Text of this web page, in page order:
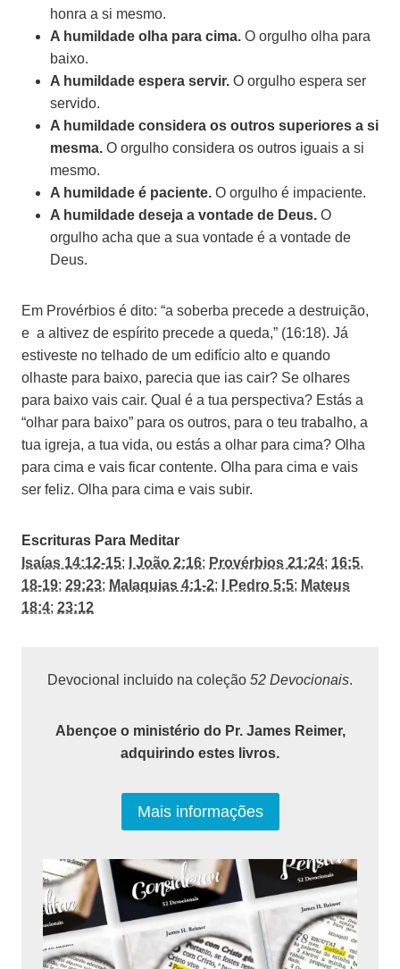
honra a si mesmo.
A humildade olha para cima. O orgulho olha para
baixo.
A humildade espera servir. O orgulho espera ser
servido.
A humildade considera os outros superiores a si
mesma. O orgulho considera os outros iguais a si
mesmo.
A humildade é paciente. O orgulho é impaciente.
A humildade deseja a vontade de Deus. O
orgulho acha que a sua vontade é a vontade de
Deus.
Em Provérbios é dito: “a soberba precede a destruição,
e a altivez de espírito precede a queda,” (16:18). Já
estiveste no telhado de um edifício alto e quando
olhaste para baixo, parecia que ias cair? Se olhares
para baixo vais cair. Qual é a tua perspectiva? Estás a
“olhar para baixo” para os outros, para o teu trabalho, a
tua igreja, a tua vida, ou estás a olhar para cima? Olha
para cima e vais ficar contente. Olha para cima e vais
ser feliz. Olha para cima e vais subir.
Escrituras Para Meditar
Isaías 14:12-15; I João 2:16; Provérbios 21:24; 16:5,
18-19; 29:23; Malaquias 4:1-2; I Pedro 5:5; Mateus
18:4; 23:12
Devocional incluido na coleção 52 Devocionais.
Abençoe o ministério do Pr. James Reimer,
adquirindo estes livros.
Mais informações